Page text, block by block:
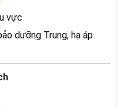
vực
dưỡng Trung, hạ áp